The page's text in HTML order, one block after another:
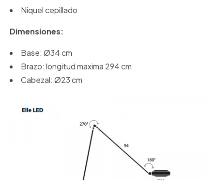
Níquel cepillado
Dimensiones:
Base: Ø34 cm
Brazo: longitud maxima 294 cm
Cabezal: Ø23 cm